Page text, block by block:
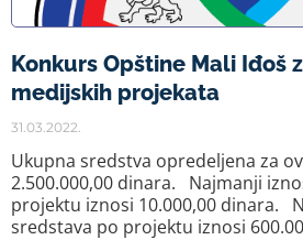
Konkurs Opštine Mali Iđoš
medijskih projekata
31.03.2022.
Ukupna sredstva opredeljena za
2.500.000,00 dinara. Najmanji
projektu iznosi 10.000,00 dinara.
sredstava po projektu iznosi